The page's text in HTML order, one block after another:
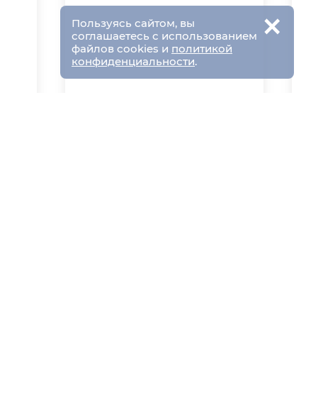
Пользуясь сайтом, вы
соглашаетесь с использованием
файлов cookies и политикой
конфиденциальности.
×